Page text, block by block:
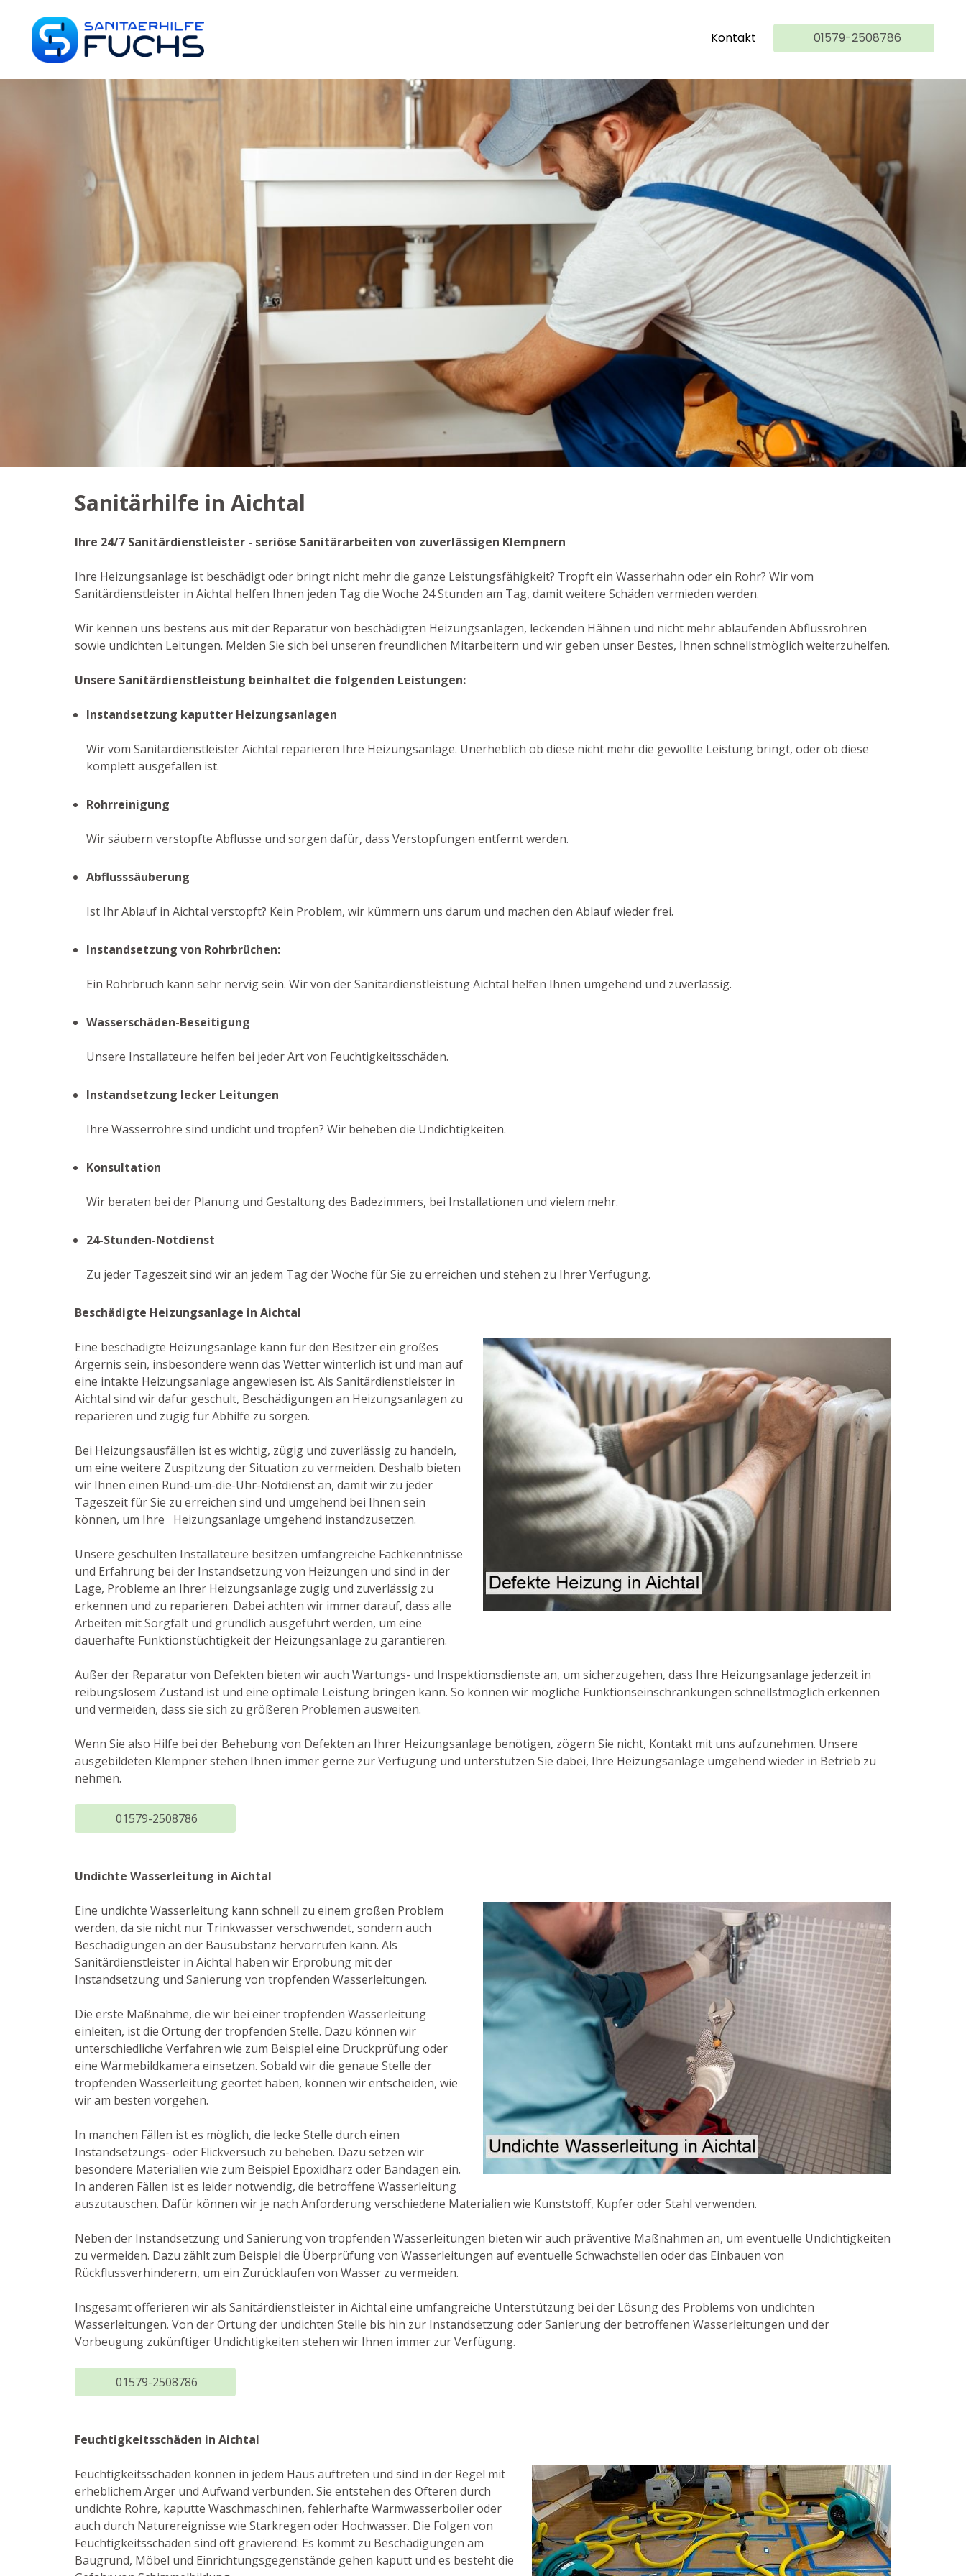
Kontakt 01579-2508786
Sanitärhilfe in Aichtal
Ihre 24/7 Sanitärdienstleister - seriöse Sanitärarbeiten von zuverlässigen Klempnern
Ihre Heizungsanlage ist beschädigt oder bringt nicht mehr die ganze Leistungsfähigkeit? Tropft ein Wasserhahn oder ein Rohr? Wir vom
Sanitärdienstleister in Aichtal helfen Ihnen jeden Tag die Woche 24 Stunden am Tag, damit weitere Schäden vermieden werden.
Wir kennen uns bestens aus mit der Reparatur von beschädigten Heizungsanlagen, leckenden Hähnen und nicht mehr ablaufenden Abflussrohren
sowie undichten Leitungen. Melden Sie sich bei unseren freundlichen Mitarbeitern und wir geben unser Bestes, Ihnen schnellstmöglich weiterzuhelfen.
Unsere Sanitärdienstleistung beinhaltet die folgenden Leistungen:
Instandsetzung kaputter Heizungsanlagen
Wir vom Sanitärdienstleister Aichtal reparieren Ihre Heizungsanlage. Unerheblich ob diese nicht mehr die gewollte Leistung bringt, oder ob diese
komplett ausgefallen ist.
Rohrreinigung
Wir säubern verstopfte Abflüsse und sorgen dafür, dass Verstopfungen entfernt werden.
Abflusssäuberung
Ist Ihr Ablauf in Aichtal verstopft? Kein Problem, wir kümmern uns darum und machen den Ablauf wieder frei.
Instandsetzung von Rohrbrüchen:
Ein Rohrbruch kann sehr nervig sein. Wir von der Sanitärdienstleistung Aichtal helfen Ihnen umgehend und zuverlässig.
Wasserschäden-Beseitigung
Unsere Installateure helfen bei jeder Art von Feuchtigkeitsschäden.
Instandsetzung lecker Leitungen
Ihre Wasserrohre sind undicht und tropfen? Wir beheben die Undichtigkeiten.
Konsultation
Wir beraten bei der Planung und Gestaltung des Badezimmers, bei Installationen und vielem mehr.
24-Stunden-Notdienst
Zu jeder Tageszeit sind wir an jedem Tag der Woche für Sie zu erreichen und stehen zu Ihrer Verfügung.
Beschädigte Heizungsanlage in Aichtal
Eine beschädigte Heizungsanlage kann für den Besitzer ein großes
Ärgernis sein, insbesondere wenn das Wetter winterlich ist und man auf
eine intakte Heizungsanlage angewiesen ist. Als Sanitärdienstleister in
Aichtal sind wir dafür geschult, Beschädigungen an Heizungsanlagen zu
reparieren und zügig für Abhilfe zu sorgen.
Bei Heizungsausfällen ist es wichtig, zügig und zuverlässig zu handeln,
um eine weitere Zuspitzung der Situation zu vermeiden. Deshalb bieten
wir Ihnen einen Rund-um-die-Uhr-Notdienst an, damit wir zu jeder
Tageszeit für Sie zu erreichen sind und umgehend bei Ihnen sein
können, um Ihre Heizungsanlage umgehend instandzusetzen.
Unsere geschulten Installateure besitzen umfangreiche Fachkenntnisse
und Erfahrung bei der Instandsetzung von Heizungen und sind in der
Lage, Probleme an Ihrer Heizungsanlage zügig und zuverlässig zu
erkennen und zu reparieren. Dabei achten wir immer darauf, dass alle
Arbeiten mit Sorgfalt und gründlich ausgeführt werden, um eine
dauerhafte Funktionstüchtigkeit der Heizungsanlage zu garantieren.
Außer der Reparatur von Defekten bieten wir auch Wartungs- und Inspektionsdienste an, um sicherzugehen, dass Ihre Heizungsanlage jederzeit in
reibungslosem Zustand ist und eine optimale Leistung bringen kann. So können wir mögliche Funktionseinschränkungen schnellstmöglich erkennen
und vermeiden, dass sie sich zu größeren Problemen ausweiten.
Wenn Sie also Hilfe bei der Behebung von Defekten an Ihrer Heizungsanlage benötigen, zögern Sie nicht, Kontakt mit uns aufzunehmen. Unsere
ausgebildeten Klempner stehen Ihnen immer gerne zur Verfügung und unterstützen Sie dabei, Ihre Heizungsanlage umgehend wieder in Betrieb zu
nehmen.
01579-2508786
Undichte Wasserleitung in Aichtal
Eine undichte Wasserleitung kann schnell zu einem großen Problem
werden, da sie nicht nur Trinkwasser verschwendet, sondern auch
Beschädigungen an der Bausubstanz hervorrufen kann. Als
Sanitärdienstleister in Aichtal haben wir Erprobung mit der
Instandsetzung und Sanierung von tropfenden Wasserleitungen.
Die erste Maßnahme, die wir bei einer tropfenden Wasserleitung
einleiten, ist die Ortung der tropfenden Stelle. Dazu können wir
unterschiedliche Verfahren wie zum Beispiel eine Druckprüfung oder
eine Wärmebildkamera einsetzen. Sobald wir die genaue Stelle der
tropfenden Wasserleitung geortet haben, können wir entscheiden, wie
wir am besten vorgehen.
In manchen Fällen ist es möglich, die lecke Stelle durch einen
Instandsetzungs- oder Flickversuch zu beheben. Dazu setzen wir
besondere Materialien wie zum Beispiel Epoxidharz oder Bandagen ein.
In anderen Fällen ist es leider notwendig, die betroffene Wasserleitung
auszutauschen. Dafür können wir je nach Anforderung verschiedene Materialien wie Kunststoff, Kupfer oder Stahl verwenden.
Neben der Instandsetzung und Sanierung von tropfenden Wasserleitungen bieten wir auch präventive Maßnahmen an, um eventuelle Undichtigkeiten
zu vermeiden. Dazu zählt zum Beispiel die Überprüfung von Wasserleitungen auf eventuelle Schwachstellen oder das Einbauen von
Rückflussverhinderern, um ein Zurücklaufen von Wasser zu vermeiden.
Insgesamt offerieren wir als Sanitärdienstleister in Aichtal eine umfangreiche Unterstützung bei der Lösung des Problems von undichten
Wasserleitungen. Von der Ortung der undichten Stelle bis hin zur Instandsetzung oder Sanierung der betroffenen Wasserleitungen und der
Vorbeugung zukünftiger Undichtigkeiten stehen wir Ihnen immer zur Verfügung.
01579-2508786
Feuchtigkeitsschäden in Aichtal
Feuchtigkeitsschäden können in jedem Haus auftreten und sind in der Regel mit
erheblichem Ärger und Aufwand verbunden. Sie entstehen des Öfteren durch
undichte Rohre, kaputte Waschmaschinen, fehlerhafte Warmwasserboiler oder
auch durch Naturereignisse wie Starkregen oder Hochwasser. Die Folgen von
Feuchtigkeitsschäden sind oft gravierend: Es kommt zu Beschädigungen am
Baugrund, Möbel und Einrichtungsgegenstände gehen kaputt und es besteht die